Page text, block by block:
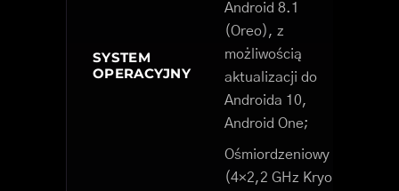
SYSTEM
OPERACYJNY
Android 8.1
(Oreo), z
możliwością
aktualizacji do
Androida 10,
Android One;
Ośmiordzeniowy
(4×2,2 GHz Kryo